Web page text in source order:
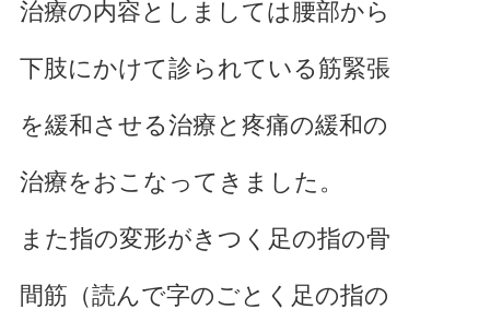
治療の内容としましては腰部から
下肢にかけて診られている筋緊張
を緩和させる治療と疼痛の緩和の
治療をおこなってきました。
また指の変形がきつく足の指の骨
間筋（読んで字のごとく足の指の